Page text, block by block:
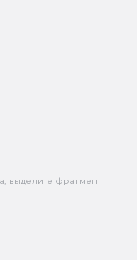
выделите фрагмент